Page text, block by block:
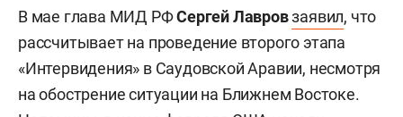
В мае глава МИД РФСергей Лавровзаявил, что
рассчитывает на проведение второго этапа
«Интервидения» в Саудовской Аравии, несмотря
на обострение ситуации на Ближнем Востоке.